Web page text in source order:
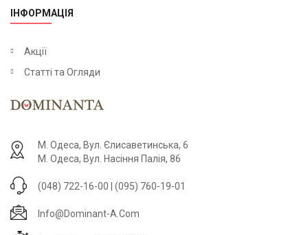
ІНФОРМАЦІЯ
Акції
Статті та Огляди
М. Одеса, Вул. Єлисаветинська, 6
М. Одеса, Вул. Насіння Палія, 86
(048) 722-16-00 | (095) 760-19-01
Info@dominant-A.com